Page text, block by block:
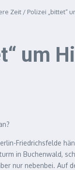
Zeit / Polizei „bittet“
um
Friedrichsfelde
in Buchenwald,
nur nebenbei. Auf